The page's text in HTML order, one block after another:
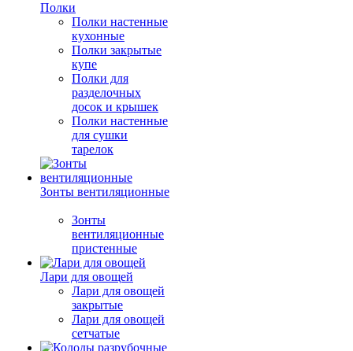
Полки
Полки настенные
кухонные
Полки закрытые
купе
Полки для
разделочных
досок и крышек
Полки настенные
для сушки
тарелок
Зонты вентиляционные
Зонты
вентиляционные
пристенные
Лари для овощей
Лари для овощей
закрытые
Лари для овощей
сетчатые